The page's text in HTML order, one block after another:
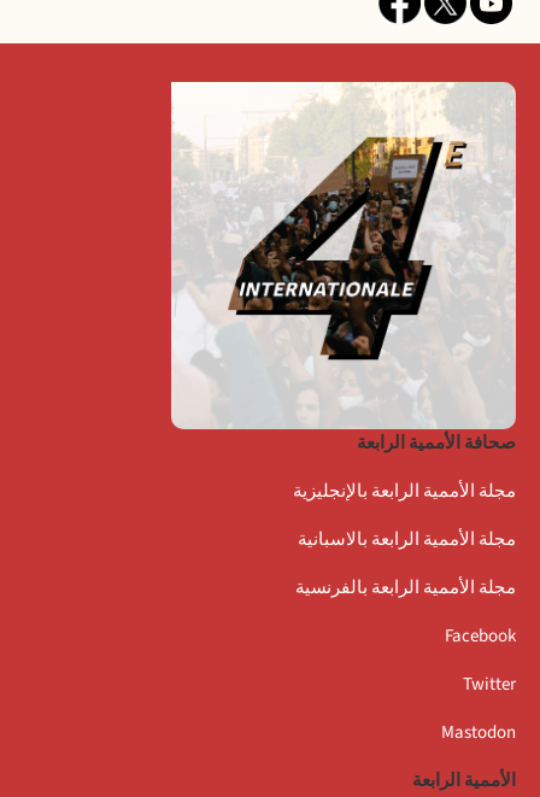
صحافة الأممية الرابعة
مجلة الأممية الرابعة بالإنجليزية
مجلة الأممية الرابعة بالاسبانية
مجلة الأممية الرابعة بالفرنسية
Facebook
Twitter
Mastodon
الأممية الرابعة